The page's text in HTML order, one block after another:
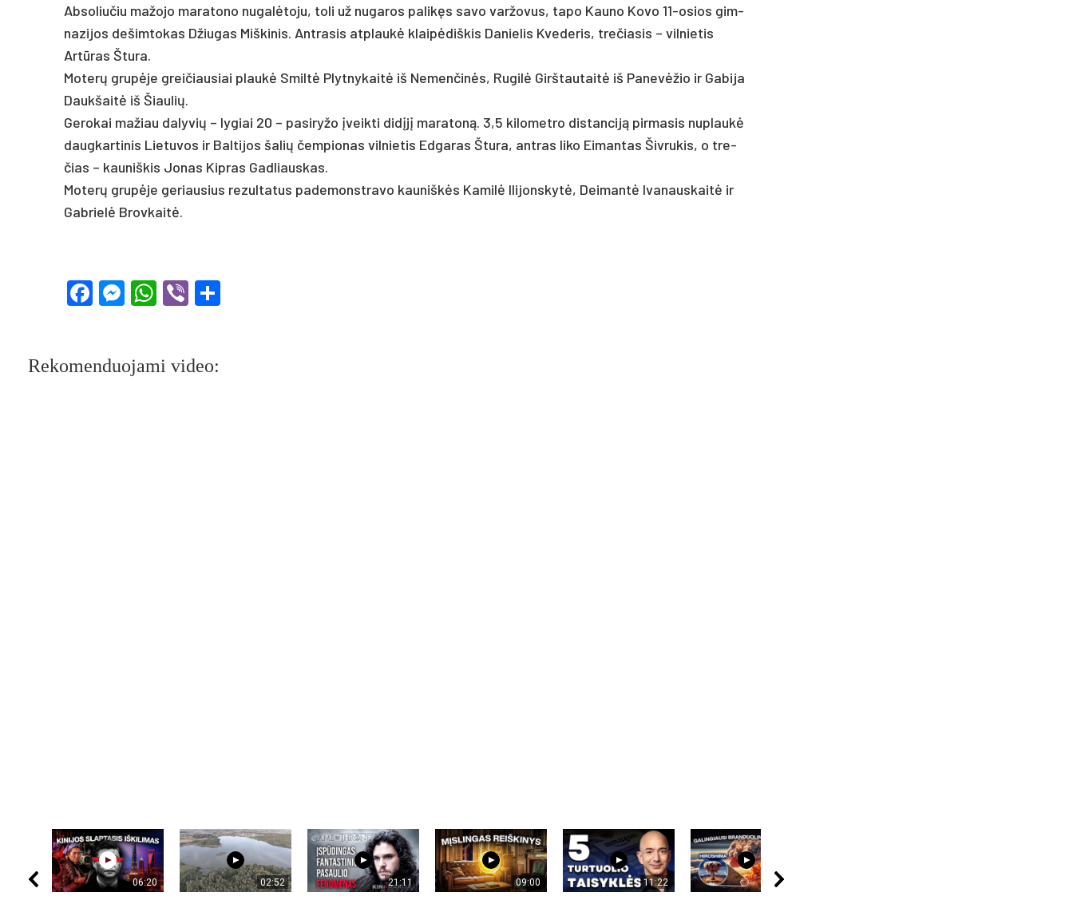
Ab­so­liu­čiu ma­žo­jo ma­ra­to­no nu­galė­to­ju, to­li už nu­ga­ros pa­likęs sa­vo var­žo­vus, ta­po Kau­no Ko­vo 11-osios gim­
na­zi­jos de­šim­to­kas Džiu­gas Miš­ki­nis. Ant­ra­sis at­plaukė klaipė­diš­kis Da­nie­lis Kve­deris, tre­čia­sis – vil­nie­tis
Artū­ras Štu­ra.
Mo­terų grupė­je grei­čiau­siai plaukė Smiltė Plyt­ny­kaitė iš Ne­men­činės, Ru­gilė Girš­tau­taitė iš Pa­nevė­žio ir Ga­bi­ja
Dauk­šaitė iš Šiau­lių.
Ge­ro­kai ma­žiau da­ly­vių – ly­giai 20 – pa­si­ry­žo įveik­ti didįjį ma­ra­toną. 3,5 ki­lo­met­ro dis­tan­ciją pir­ma­sis nu­plaukė
daug­kar­ti­nis Lie­tu­vos ir Bal­ti­jos ša­lių čem­pio­nas vil­nie­tis Ed­ga­ras Štu­ra, ant­ras li­ko Ei­man­tas Šiv­ru­kis, o tre­
čias – kau­niš­kis Jo­nas Kip­ras Gad­liaus­kas.
Mo­terų grupė­je ge­riau­sius re­zul­ta­tus pa­de­monst­ra­vo kau­niškės Ka­milė Ili­jons­kytė, Dei­mantė Iva­naus­kaitė ir
Gab­rielė Brov­kaitė.
Facebook
Messenger
WhatsApp
Viber
Rekomenduojami video:
06:20 02:52 21:11 09:00 11:22 09:20